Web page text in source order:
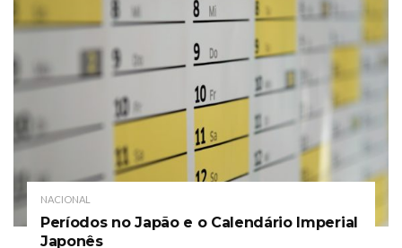
NACIONAL
Períodos no Japão e o Calendário Imperial
Japonês